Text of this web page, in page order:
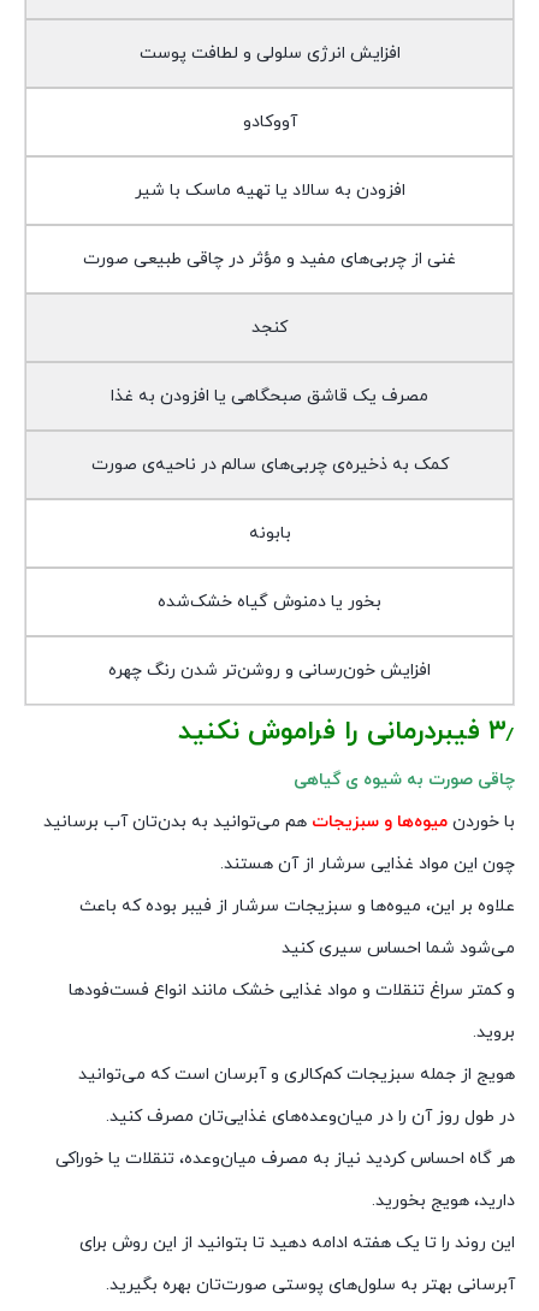
افزایش انرژی سلولی و لطافت پوست
آووکادو
افزودن به سالاد یا تهیه ماسک با شیر
غنی از چربی‌های مفید و مؤثر در چاقی طبیعی صورت
کنجد
مصرف یک قاشق صبحگاهی یا افزودن به غذا
کمک به ذخیره‌ی چربی‌های سالم در ناحیه‌ی صورت
بابونه
بخور یا دمنوش گیاه خشک‌شده
افزایش خون‌رسانی و روشن‌تر شدن رنگ چهره
۳٫ فیبردرمانی را فراموش نکنید
چاقی صورت به شیوه ی گیاهی
با خوردن میوه‌ها و سبزیجات هم می‌توانید به بدن‌تان آب برسانید
چون این مواد غذایی سرشار از آن هستند.
علاوه بر این، میوه‌ها و سبزیجات سرشار از فیبر بوده که باعث
می‌شود شما احساس سیری کنید
و کمتر سراغ تنقلات و مواد غذایی خشک مانند انواع فست‌فودها
بروید.
هویج از جمله سبزیجات کم‌کالری و آبرسان است که می‌توانید
در طول روز آن را در میان‌وعده‌های غذایی‌تان مصرف کنید.
هر گاه احساس کردید نیاز به مصرف میان‌وعده، تنقلات یا خوراکی
دارید، هویج بخورید.
این روند را تا یک هفته ادامه دهید تا بتوانید از این روش برای
آبرسانی بهتر به سلول‌های پوستی صورت‌تان بهره بگیرید.